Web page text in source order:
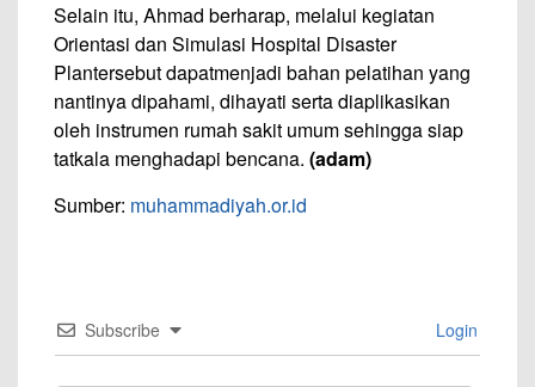
Selain itu, Ahmad berharap, melalui kegiatan
Orientasi dan Simulasi Hospital Disaster
Plantersebut dapatmenjadi bahan pelatihan yang
nantinya dipahami, dihayati serta diaplikasikan
oleh instrumen rumah sakit umum sehingga siap
tatkala menghadapi bencana. (adam)
Sumber: muhammadiyah.or.id
Subscribe Login